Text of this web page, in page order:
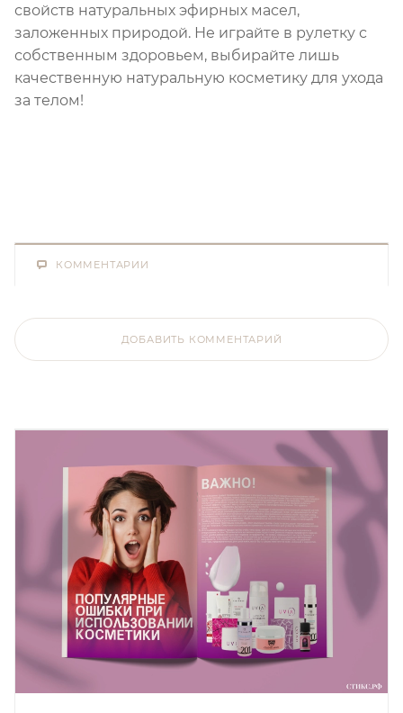
свойств натуральных эфирных масел,
заложенных природой. Не играйте в рулетку с
собственным здоровьем, выбирайте лишь
качественную натуральную косметику для ухода
за телом!
КОММЕНТАРИИ
ДОБАВИТЬ КОММЕНТАРИЙ